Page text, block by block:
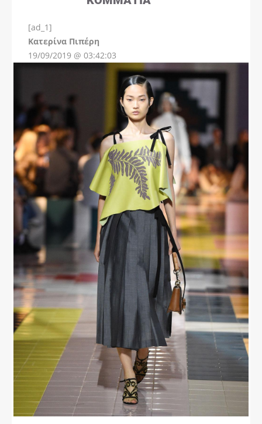
[ad_1]
Kατερίνα Πιπέρη
19/09/2019 @ 03:42:03